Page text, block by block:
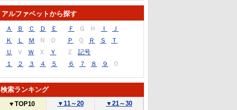
アルファベットから探す
Ａ Ｂ Ｃ Ｄ Ｅ Ｆ Ｇ Ｈ Ｉ
Ｊ
Ｋ
Ｌ Ｍ Ｎ Ｏ Ｐ Ｑ Ｒ Ｓ
Ｔ
Ｕ
Ｖ Ｗ Ｘ Ｙ Ｚ
記号
１
２ ３ ４ ５ ６ ７ ８ ９ ０
検索ランキング
▼ TOP10 ▼ 11～20 ▼ 21～30